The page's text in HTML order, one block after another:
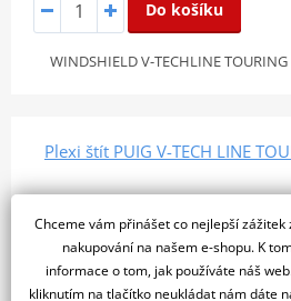
Do košíku
WINDSHIELD V-TECHLINE TOURING
Plexi štít PUIG V-TECH LINE
Chceme vám přinášet co nejlepší
nakupování na našem e-shopu. K
informace o tom, jak používáte náš
kliknutím na tlačítko neukládat nám dáte